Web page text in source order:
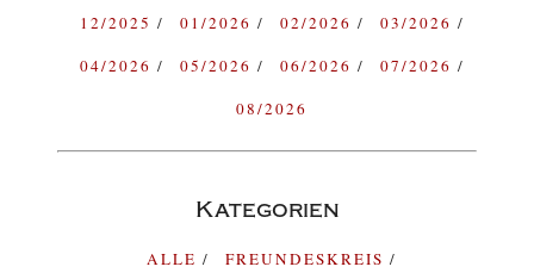
12/2025
01/2026 02/2026
03/2026
04/2026
05/2026 06/2026
07/2026
08/2026
Kategorien
ALLE
FREUNDESKREIS